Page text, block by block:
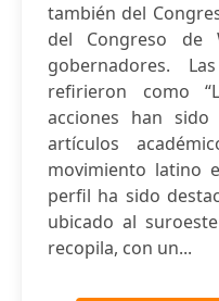
también del
del Congreso de
gobernadores.
refirieron como
acciones han
artículos
movimiento latino
perfil ha sido
ubicado al
recopila, con un...